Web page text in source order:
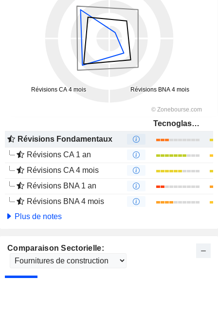
Tecnoglass Holdings Inc.
Révisions Fondamentaux
Révisions CA 1 an
Révisions CA 4 mois
Révisions BNA 1 an
Révisions BNA 4 mois
Plus de notes
Comparaison Sectorielle: